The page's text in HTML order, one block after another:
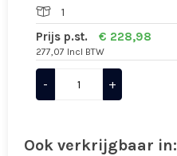
1
Prijs p.st.
€ 228,98
277,07 Incl BTW
- +
Ook verkrijgbaar in: